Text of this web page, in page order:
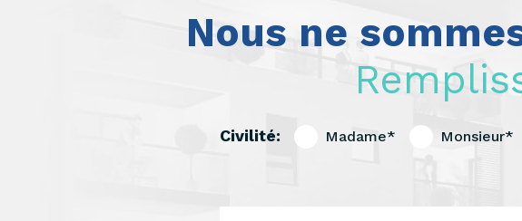
Nous ne
Civilité: Madame* Monsieur*